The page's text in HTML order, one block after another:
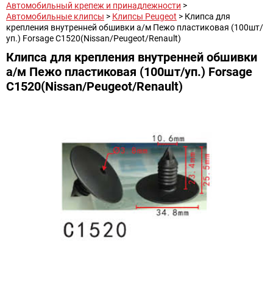
Автомобильный крепеж и принадлежности >
Автомобильные клипсы > Клипсы Peugeot > Клипса для
крепления внутренней обшивки а/м Пежо пластиковая (100шт/
уп.) Forsage C1520(Nissan/Peugeot/Renault)
Клипса для крепления внутренней обшивки
а/м Пежо пластиковая (100шт/уп.) Forsage
C1520(Nissan/Peugeot/Renault)